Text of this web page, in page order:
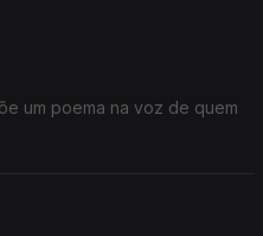
um poema na voz de quem